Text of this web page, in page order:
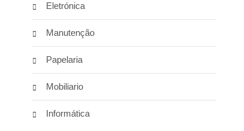
Eletrónica
Manutenção
Papelaria
Mobiliario
Informática